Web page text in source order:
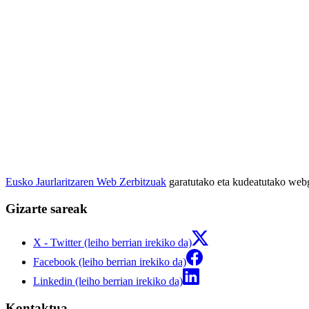
Eusko Jaurlaritzaren Web Zerbitzuak garatutako eta kudeatutako
Gizarte sareak
X - Twitter (leiho berrian irekiko da)
Facebook (leiho berrian irekiko da)
Linkedin (leiho berrian irekiko da)